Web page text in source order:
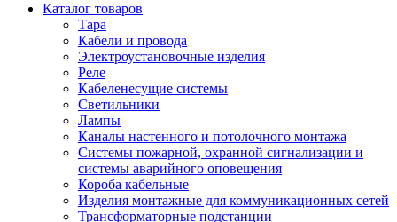
Каталог товаров
Тара
Кабели и провода
Электроустановочные изделия
Реле
Кабеленесущие системы
Светильники
Лампы
Каналы настенного и потолочного монтажа
Системы пожарной, охранной сигнализации и
системы аварийного оповещения
Короба кабельные
Изделия монтажные для коммуникационных сетей
Трансформаторные подстанции